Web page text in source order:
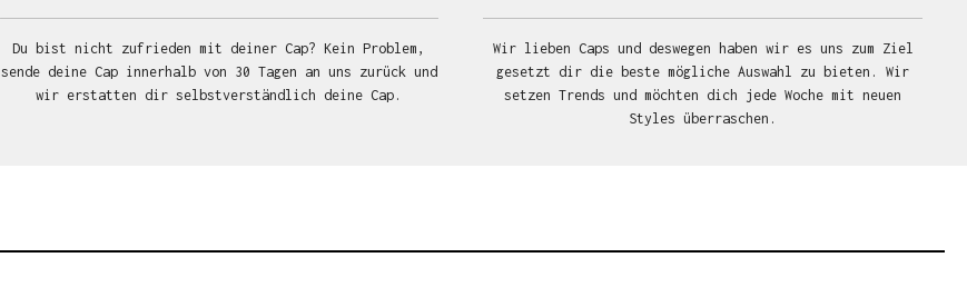
Du bist nicht zufrieden mit deiner Cap? Kein Problem,
sende deine Cap innerhalb von 30 Tagen an uns zurück und
wir erstatten dir selbstverständlich deine Cap.
Wir lieben Caps und deswegen haben wir es uns zum Ziel
gesetzt dir die beste mögliche Auswahl zu bieten. Wir
setzen Trends und möchten dich jede Woche mit neuen
Styles überraschen.